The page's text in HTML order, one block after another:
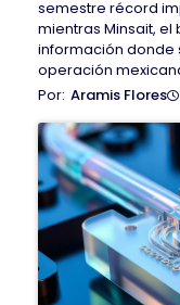
semestre récord
mientras Minsait,
información donde
operación
Aramis Flores